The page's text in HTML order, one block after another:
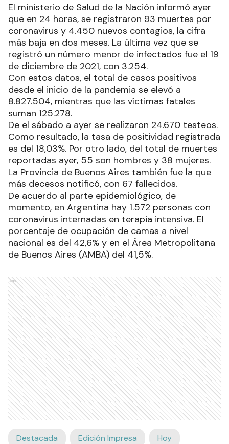
El ministerio de Salud de la Nación informó ayer
que en 24 horas, se registraron 93 muertes por
coronavirus y 4.450 nuevos contagios, la cifra
más baja en dos meses. La última vez que se
registró un número menor de infectados fue el 19
de diciembre de 2021, con 3.254.
Con estos datos, el total de casos positivos
desde el inicio de la pandemia se elevó a
8.827.504, mientras que las víctimas fatales
suman 125.278.
De el sábado a ayer se realizaron 24.670 testeos.
Como resultado, la tasa de positividad registrada
es del 18,03%. Por otro lado, del total de muertes
reportadas ayer, 55 son hombres y 38 mujeres.
La Provincia de Buenos Aires también fue la que
más decesos notificó, con 67 fallecidos.
De acuerdo al parte epidemiológico, de
momento, en Argentina hay 1.572 personas con
coronavirus internadas en terapia intensiva. El
porcentaje de ocupación de camas a nivel
nacional es del 42,6% y en el Área Metropolitana
de Buenos Aires (AMBA) del 41,5%.
Ads
Destacada Edición Impresa Hoy